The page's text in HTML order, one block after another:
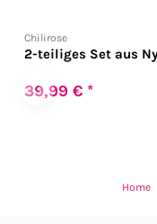
‹
Chilirose
2-teiliges Set aus
39,99 € *
Home